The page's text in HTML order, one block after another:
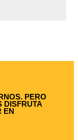
PERO
DISFRUTA
EN